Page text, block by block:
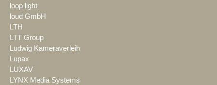
loop light
loud GmbH
LTH
LTT Group
Ludwig Kameraverleih
Lupax
LUXAV
LYNX Media Systems